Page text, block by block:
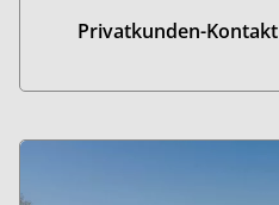
Privatkunden-Kontakt